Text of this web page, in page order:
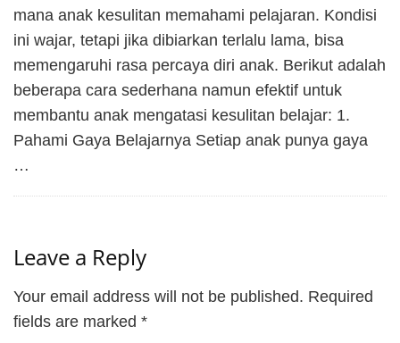
mana anak kesulitan memahami pelajaran. Kondisi
ini wajar, tetapi jika dibiarkan terlalu lama, bisa
memengaruhi rasa percaya diri anak. Berikut adalah
beberapa cara sederhana namun efektif untuk
membantu anak mengatasi kesulitan belajar: 1.
Pahami Gaya Belajarnya Setiap anak punya gaya
…
Leave a Reply
Your email address will not be published. Required
fields are marked *